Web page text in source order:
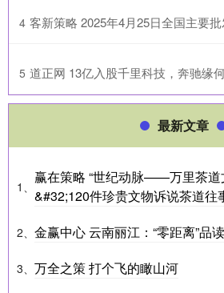
4 客新策略 2025年4月25日全国主要
5 道正网 13亿入股千里科技，奔驰缘
最新文章
1、
赢在策略 “世纪动脉——万里茶道
&#32;120件珍贵文物诉说茶道往
2、 金赢中心 云南丽江：“零距离”品
3、 万全之策 打个飞的瞰山河